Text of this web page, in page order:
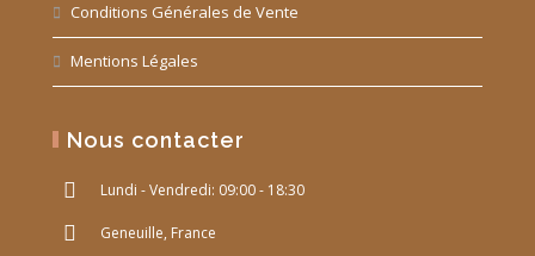
Conditions Générales de Vente
Mentions Légales
Nous contacter
Lundi - Vendredi: 09:00 - 18:30
Geneuille, France